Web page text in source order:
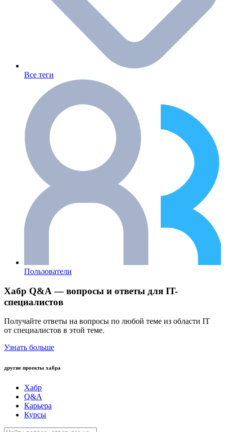
Все теги
Пользователи
Хабр Q&A — вопросы и ответы для IT-
специалистов
Получайте ответы на вопросы по любой теме из области IT
от специалистов в этой теме.
Узнать больше
другие проекты хабра
Хабр
Q&A
Карьера
Курсы